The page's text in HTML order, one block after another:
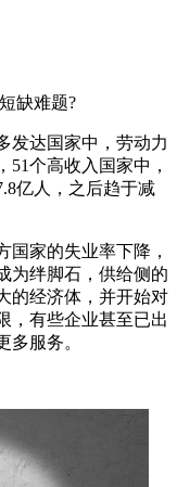
缺难题?
达国家中，劳动力
个高收入国家中，
亿人，之后趋于减
家的失业率下降，
为绊脚石，供给侧的
的经济体，并开始对
，有些企业甚至已出
多服务。